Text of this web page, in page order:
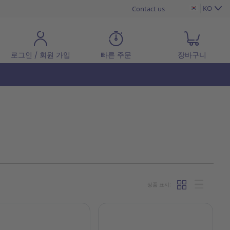
Contact us KO
로그인 / 회원 가입 빠른 주문 장바구니
상품 표시: